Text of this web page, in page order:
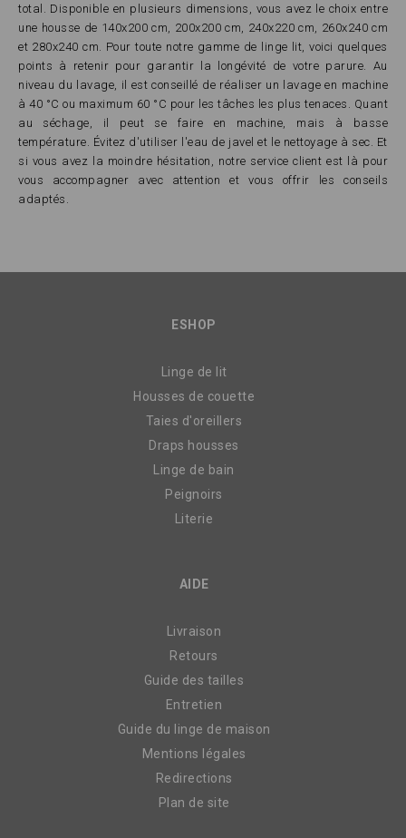
total. Disponible en plusieurs dimensions, vous avez le choix entre
une housse de 140x200 cm, 200x200 cm, 240x220 cm, 260x240 cm
et 280x240 cm. Pour toute notre gamme de linge lit, voici quelques
points à retenir pour garantir la longévité de votre parure. Au
niveau du lavage, il est conseillé de réaliser un lavage en machine
à 40 °C ou maximum 60 °C pour les tâches les plus tenaces. Quant
au séchage, il peut se faire en machine, mais à basse
température. Évitez d'utiliser l'eau de javel et le nettoyage à sec. Et
si vous avez la moindre hésitation, notre service client est là pour
vous accompagner avec attention et vous offrir les conseils
adaptés.
ESHOP
Linge de lit
Housses de couette
Taies d'oreillers
Draps housses
Linge de bain
Peignoirs
Literie
AIDE
Livraison
Retours
Guide des tailles
Entretien
Guide du linge de maison
Mentions légales
Redirections
Plan de site